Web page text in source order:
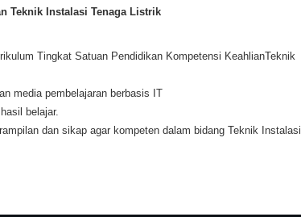
Teknik Instalasi Tenaga Listrik
Tingkat Satuan Pendidikan Kompetensi KeahlianTeknik
media pembelajaran berbasis IT
belajar.
dan sikap agar kompeten dalam bidang Teknik Instalasi